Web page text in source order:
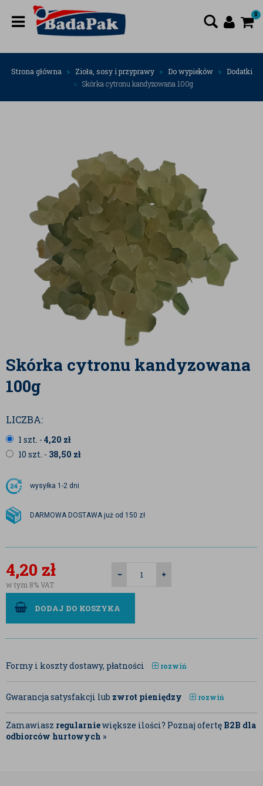
0
Strona główna Zioła, sosy i przyprawy Do wypieków
Dodatki
Skórka cytronu kandyzowana 100g
Skórka cytronu kandyzowana
100g
LICZBA:
1 szt. - 4,20 zł
10 szt. - 38,50 zł
wysyłka 1-2 dni
DARMOWA DOSTAWA już od 150 zł
4,20 zł
w tym 8% VAT
DODAJ DO KOSZYKA
Formy i koszty dostawy, płatności rozwiń
Gwarancja satysfakcji lub zwrot pieniędzy rozwiń
Zamawiasz regularniewiększe ilości? Poznaj ofertę B2B dla
odbiorców hurtowych »